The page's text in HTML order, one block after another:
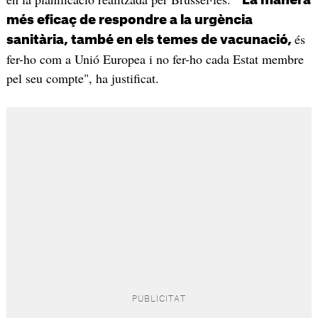
més eficaç de respondre a la urgència
sanitària, també en els temes de vacunació, és
fer-ho com a Unió Europea i no fer-ho cada Estat membre
pel seu compte", ha justificat.